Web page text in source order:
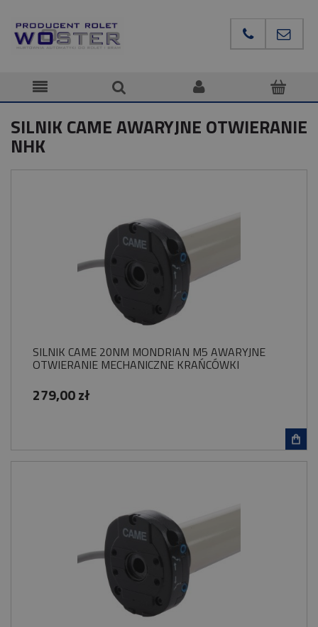
SILNIK CAME AWARYJNE OTWIERANIE
NHK
SILNIK CAME 20NM MONDRIAN M5 AWARYJNE
OTWIERANIE MECHANICZNE KRAŃCÓWKI
279,00 zł